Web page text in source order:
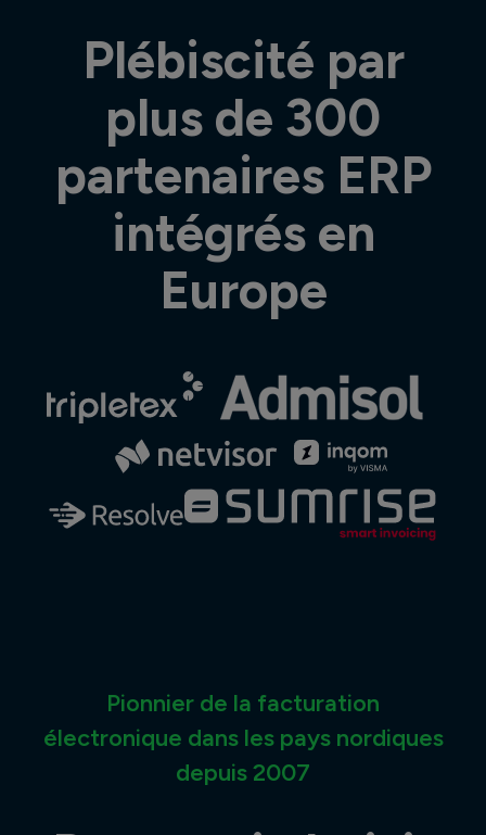
Plébiscité par
plus de 300
partenaires ERP
intégrés en
Europe
Pionnier de la facturation
électronique dans les pays nordiques
depuis 2007